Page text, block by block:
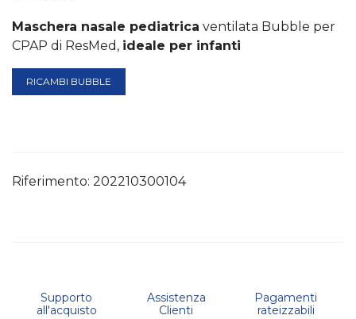
Maschera nasale pediatrica ventilata Bubble per
CPAP di ResMed, ideale per infanti
RICAMBI BUBBLE
Riferimento: 202210300104
Supporto
all'acquisto
Assistenza
Clienti
Pagamenti
rateizzabili